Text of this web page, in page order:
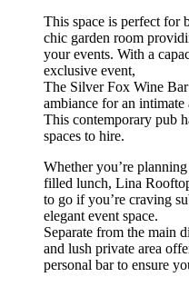
This space is perfect for
chic garden room
your events. With a
exclusive event,
The Silver Fox Wine
ambiance for an intimate
This contemporary pub
spaces to hire.
Whether you’re
filled lunch, Lina
to go if you’re craving
elegant event space.
Separate from the main
and lush private area
personal bar to ensure